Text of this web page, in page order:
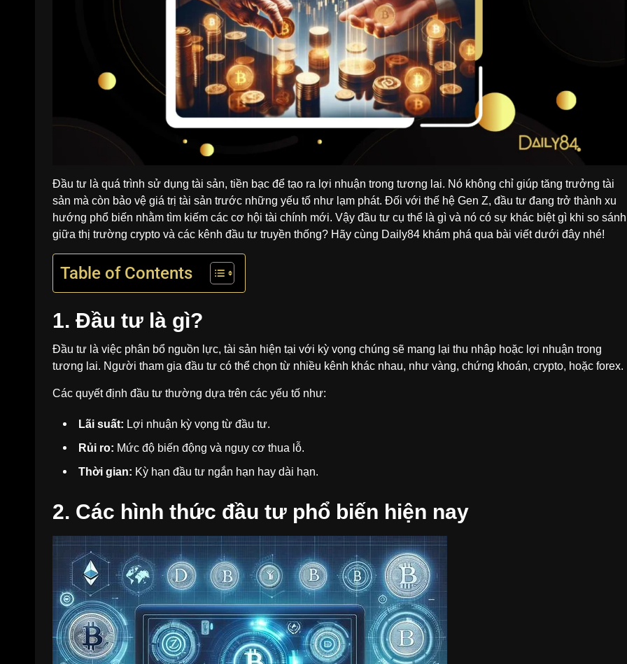
Đầu tư là quá trình sử dụng tài sản, tiền bạc để tạo ra lợi nhuận trong tương lai. Nó không chỉ giúp tăng trưởng tài
sản mà còn bảo vệ giá trị tài sản trước những yếu tố như lạm phát. Đối với thế hệ Gen Z, đầu tư đang trở thành xu
hướng phổ biến nhằm tìm kiếm các cơ hội tài chính mới. Vậy đầu tư cụ thể là gì và nó có sự khác biệt gì khi so sánh
giữa thị trường crypto và các kênh đầu tư truyền thống? Hãy cùng Daily84 khám phá qua bài viết dưới đây nhé!
Table of Contents
1. Đầu tư là gì?
Đầu tư là việc phân bổ nguồn lực, tài sản hiện tại với kỳ vọng chúng sẽ mang lại thu nhập hoặc lợi nhuận trong
tương lai. Người tham gia đầu tư có thể chọn từ nhiều kênh khác nhau, như vàng, chứng khoán, crypto, hoặc forex.
Các quyết định đầu tư thường dựa trên các yếu tố như:
Lãi suất: Lợi nhuận kỳ vọng từ đầu tư.
Rủi ro: Mức độ biến động và nguy cơ thua lỗ.
Thời gian: Kỳ hạn đầu tư ngắn hạn hay dài hạn.
2. Các hình thức đầu tư phổ biến hiện nay